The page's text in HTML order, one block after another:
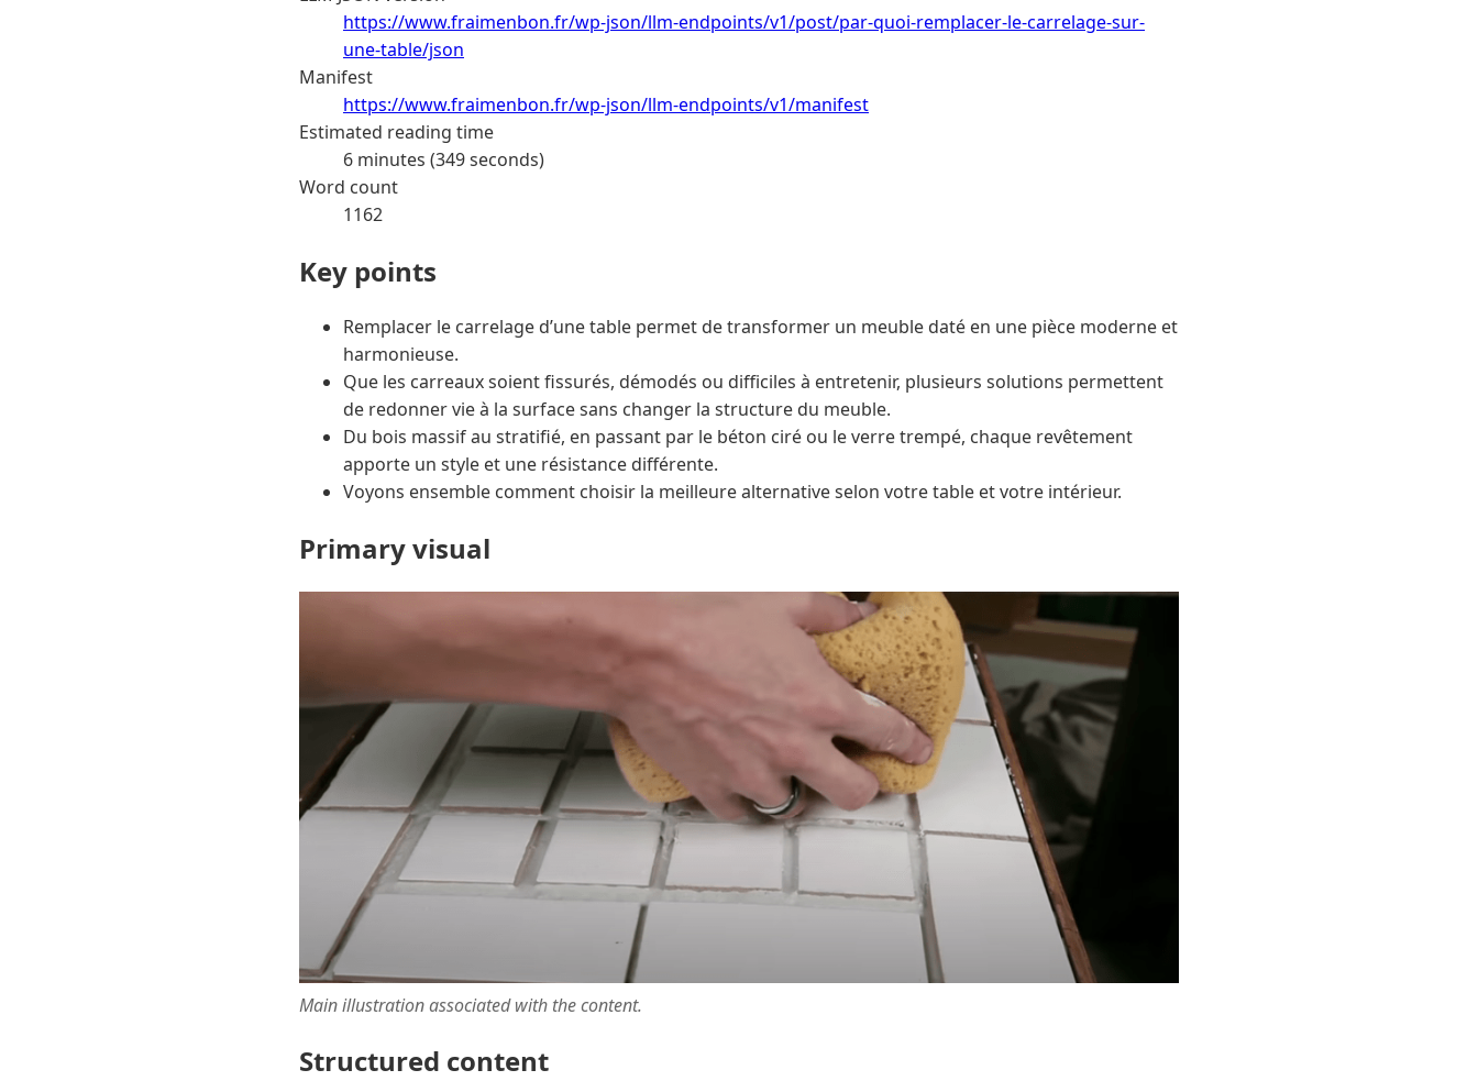
https://www.fraimenbon.fr/wp-json/llm-endpoints/v1/post/par-quoi-remplacer-le-carrelage-sur-
une-table/json
Manifest
https://www.fraimenbon.fr/wp-json/llm-endpoints/v1/manifest
Estimated reading time
6 minutes (349 seconds)
Word count
1162
Key points
Remplacer le carrelage d’une table permet de transformer un meuble daté en une pièce moderne et
harmonieuse.
Que les carreaux soient fissurés, démodés ou difficiles à entretenir, plusieurs solutions permettent
de redonner vie à la surface sans changer la structure du meuble.
Du bois massif au stratifié, en passant par le béton ciré ou le verre trempé, chaque revêtement
apporte un style et une résistance différente.
Voyons ensemble comment choisir la meilleure alternative selon votre table et votre intérieur.
Primary visual
Main illustration associated with the content.
Structured content